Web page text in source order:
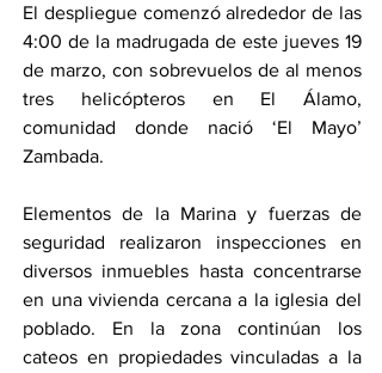
El despliegue comenzó alrededor de las
4:00 de la madrugada de este jueves 19
de marzo, con sobrevuelos de al menos
tres helicópteros en El Álamo,
comunidad donde nació ‘El Mayo’
Zambada.
Elementos de la Marina y fuerzas de
seguridad realizaron inspecciones en
diversos inmuebles hasta concentrarse
en una vivienda cercana a la iglesia del
poblado. En la zona continúan los
cateos en propiedades vinculadas a la